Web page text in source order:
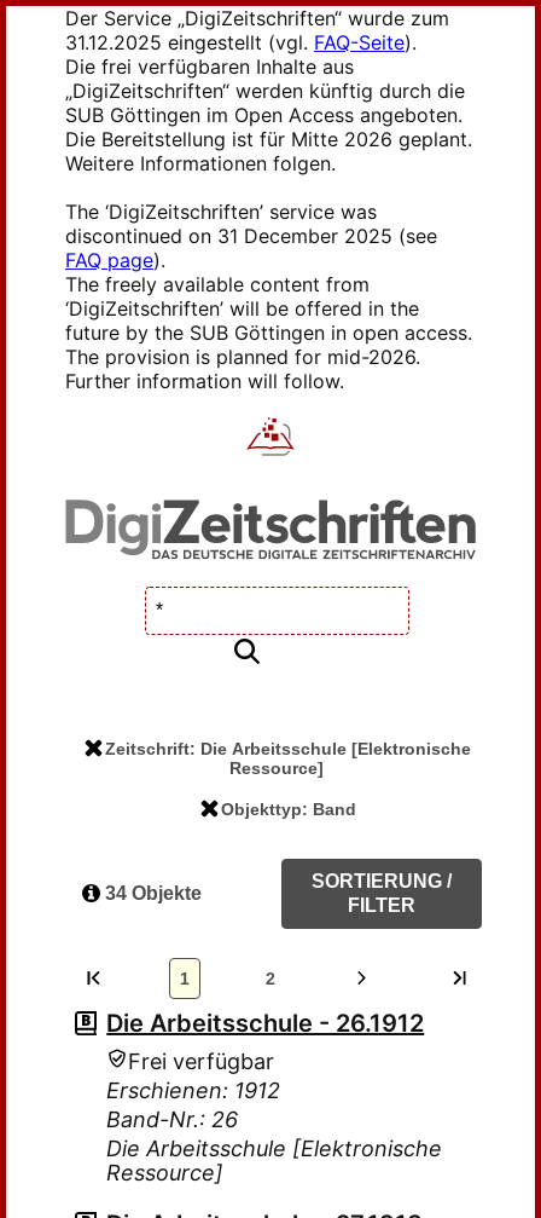
Der Service „DigiZeitschriften“ wurde zum
31.12.2025 eingestellt (vgl. FAQ-Seite).
Die frei verfügbaren Inhalte aus
„DigiZeitschriften“ werden künftig durch die
SUB Göttingen im Open Access angeboten.
Die Bereitstellung ist für Mitte 2026 geplant.
Weitere Informationen folgen.
The ‘DigiZeitschriften’ service was
discontinued on 31 December 2025 (see
FAQ page).
The freely available content from
‘DigiZeitschriften’ will be offered in the
future by the SUB Göttingen in open access.
The provision is planned for mid-2026.
Further information will follow.
Zeitschrift: Die Arbeitsschule [Elektronische
Ressource]
Objekttyp: Band
34 Objekte
SORTIERUNG /
FILTER
1 2
Die Arbeitsschule - 26.1912
Frei verfügbar
Erschienen: 1912
Band-Nr.: 26
Die Arbeitsschule [Elektronische
Ressource]